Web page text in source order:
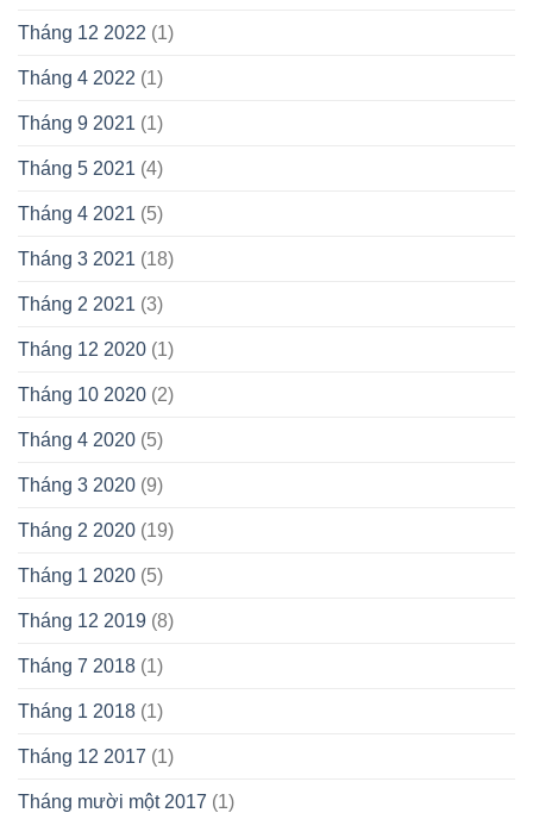
Tháng 12 2022 (1)
Tháng 4 2022 (1)
Tháng 9 2021 (1)
Tháng 5 2021 (4)
Tháng 4 2021 (5)
Tháng 3 2021 (18)
Tháng 2 2021 (3)
Tháng 12 2020 (1)
Tháng 10 2020 (2)
Tháng 4 2020 (5)
Tháng 3 2020 (9)
Tháng 2 2020 (19)
Tháng 1 2020 (5)
Tháng 12 2019 (8)
Tháng 7 2018 (1)
Tháng 1 2018 (1)
Tháng 12 2017 (1)
Tháng mười một 2017 (1)